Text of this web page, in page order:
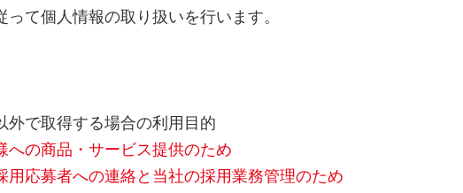
て個人情報の取り扱いを行います。
外で取得する場合の利用目的
の商品・サービス提供のため
応募者への連絡と当社の採用業務管理のため